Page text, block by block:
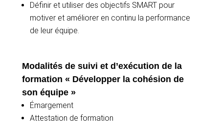
Définir et utiliser des objectifs SMART pour
motiver et améliorer en continu la performance
de leur équipe.
Modalités de suivi et d’exécution de la
formation « Développer la cohésion de
son équipe »
Émargement
Attestation de formation